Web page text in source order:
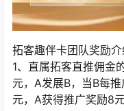
拓客趣伴卡团队奖励介
1、直属拓客直推佣金
元，A发展B，当B每
元，A获得推广奖励8元